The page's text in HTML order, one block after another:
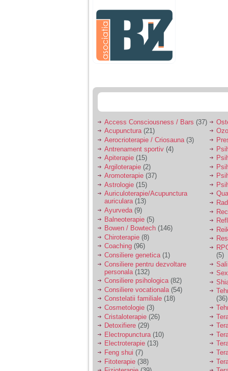
agresiva, orice
greseala era taxata cu
o palma sau pedepse.
De 4 ani am o relatie
serioasa cu un barbat
sa se manifeste o
Ma aflu aici pentru ca
vreau sa stiu daca am
nevoie de un psiholog
sau psihiatru.
Sunt casatorita, am
31 de ani si un copil in
varsta de 2 ani care
mi-e lumina ochilor.
De ceva timp simt ca
mi s-a adunat
oboseala, o oboseala
cronica de care nu pot
scapa si simt ca din
cauza ei nu pot
controla nervii si
cateodata are copilul
de suferit.
Am o bariera peste
care nu pot trece:
prietena mea a ramas
insarcinata cu o fata.
Am fost de comun
acord sa facem un
copil, cu gandul ca e
baiat.
Access Consciousness / Bars (37)
Acupunctura(21)
Aerocrioterapie / Criosauna (3)
Antrenament sportiv (4)
Apiterapie (15)
Argiloterapie (2)
Aromoterapie (37)
Astrologie (15)
Auriculoterapie/Acupunctura
auriculara(13)
Ayurveda(9)
Balneoterapie (5)
Bowen / Bowtech (146)
Chiroterapie (8)
Coaching (96)
Consiliere genetica(1)
Consiliere pentru dezvoltare
personala (132)
Consiliere psihologica(82)
Consiliere vocationala (54)
Constelatii familiale (18)
Cosmetologie (3)
Cristaloterapie (26)
Detoxifiere (29)
Electropunctura (10)
Electroterapie (13)
Feng shui (7)
Fitoterapie (38)
(5)
(36)